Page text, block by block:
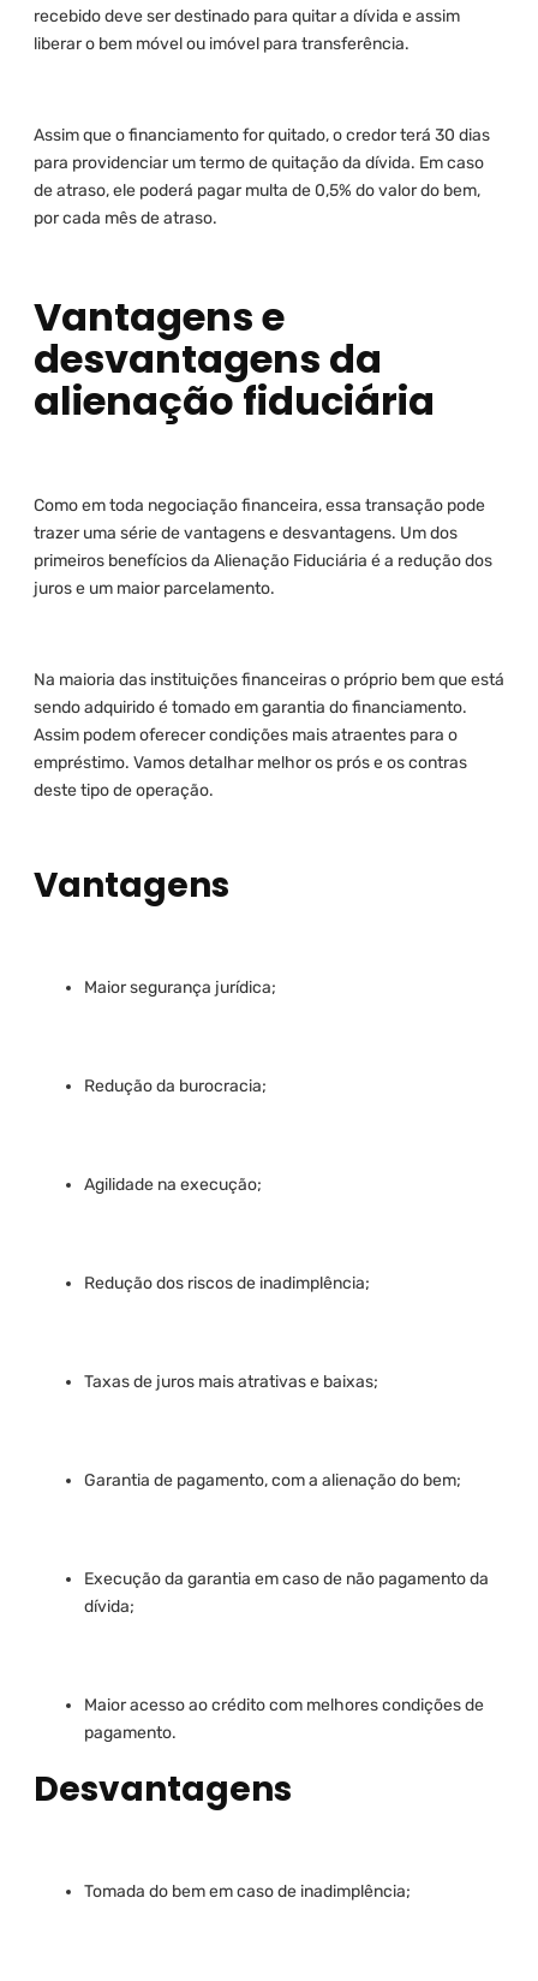
recebido deve ser destinado para quitar a dívida e assim
liberar o bem móvel ou imóvel para transferência.
Assim que o financiamento for quitado, o credor terá 30 dias
para providenciar um termo de quitação da dívida. Em caso
de atraso, ele poderá pagar multa de 0,5% do valor do bem,
por cada mês de atraso.
Vantagens e
desvantagens da
alienação fiduciária
Como em toda negociação financeira, essa transação pode
trazer uma série de vantagens e desvantagens. Um dos
primeiros benefícios da Alienação Fiduciária é a redução dos
juros e um maior parcelamento.
Na maioria das instituições financeiras o próprio bem que está
sendo adquirido é tomado em garantia do financiamento.
Assim podem oferecer condições mais atraentes para o
empréstimo. Vamos detalhar melhor os prós e os contras
deste tipo de operação.
Vantagens
Maior segurança jurídica;
Redução da burocracia;
Agilidade na execução;
Redução dos riscos de inadimplência;
Taxas de juros mais atrativas e baixas;
Garantia de pagamento, com a alienação do bem;
Execução da garantia em caso de não pagamento da
dívida;
Maior acesso ao crédito com melhores condições de
pagamento.
Desvantagens
Tomada do bem em caso de inadimplência;